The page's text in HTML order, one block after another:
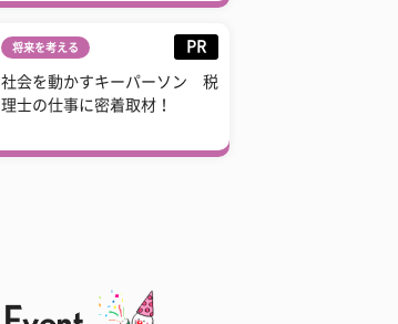
将来を考える PR
社会を動かすキーパーソン 税
理士の仕事に密着取材！